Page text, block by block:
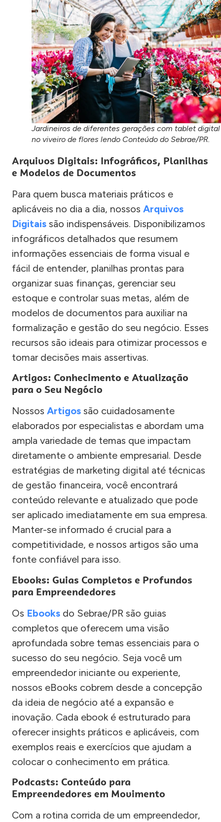
Jardineiros de diferentes gerações com tablet digital
no viveiro de flores lendo Conteúdo do Sebrae/PR.
Arquivos Digitais: Infográficos, Planilhas
e Modelos de Documentos
Para quem busca materiais práticos e
aplicáveis no dia a dia, nossos Arquivos
Digitais são indispensáveis. Disponibilizamos
infográficos detalhados que resumem
informações essenciais de forma visual e
fácil de entender, planilhas prontas para
organizar suas finanças, gerenciar seu
estoque e controlar suas metas, além de
modelos de documentos para auxiliar na
formalização e gestão do seu negócio. Esses
recursos são ideais para otimizar processos e
tomar decisões mais assertivas.
Artigos: Conhecimento e Atualização
para o Seu Negócio
Nossos Artigos são cuidadosamente
elaborados por especialistas e abordam uma
ampla variedade de temas que impactam
diretamente o ambiente empresarial. Desde
estratégias de marketing digital até técnicas
de gestão financeira, você encontrará
conteúdo relevante e atualizado que pode
ser aplicado imediatamente em sua empresa.
Manter-se informado é crucial para a
competitividade, e nossos artigos são uma
fonte confiável para isso.
Ebooks: Guias Completos e Profundos
para Empreendedores
Os Ebooks do Sebrae/PR são guias
completos que oferecem uma visão
aprofundada sobre temas essenciais para o
sucesso do seu negócio. Seja você um
empreendedor iniciante ou experiente,
nossos eBooks cobrem desde a concepção
da ideia de negócio até a expansão e
inovação. Cada ebook é estruturado para
oferecer insights práticos e aplicáveis, com
exemplos reais e exercícios que ajudam a
colocar o conhecimento em prática.
Podcasts: Conteúdo para
Empreendedores em Movimento
Com a rotina corrida de um empreendedor,